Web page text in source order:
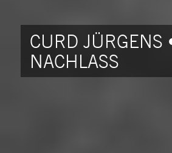
CURD JÜRGENS
NACHLASS